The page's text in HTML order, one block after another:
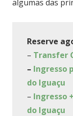
algumas das
Reserve
– Transfer
– Ingresso
do Iguaçu
– Ingresso
do Iguaçu